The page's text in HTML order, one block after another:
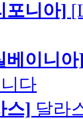
포니아]
베이니아]
다
스] 달라